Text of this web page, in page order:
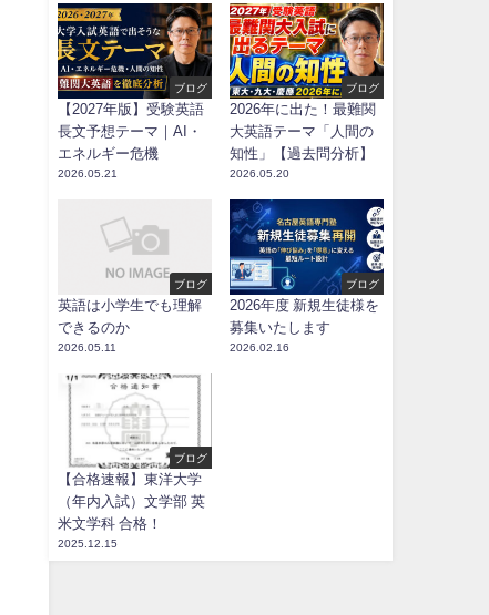
ブログ
【2027年版】受験英語
長文予想テーマ｜AI・
エネルギー危機
2026.05.21
ブログ
2026年に出た！最難関
大英語テーマ「人間の
知性」【過去問分析】
2026.05.20
ブログ
英語は小学生でも理解
できるのか
2026.05.11
ブログ
2026年度 新規生徒様を
募集いたします
2026.02.16
ブログ
【合格速報】東洋大学
（年内入試）文学部 英
米文学科 合格！
2025.12.15